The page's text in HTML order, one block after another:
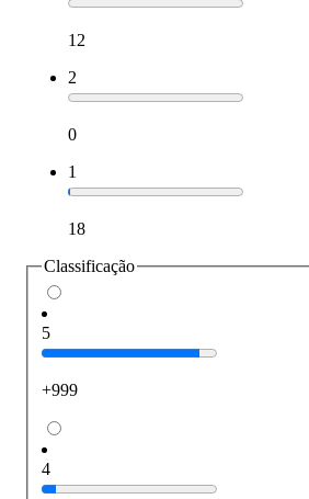
12
2
0
1
18
Classificação
5
+999
4